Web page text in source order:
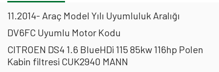
11.2014- Araç Model Yılı Uyumluluk Aralığı
DV6FC Uyumlu Motor Kodu
CITROEN DS4 1.6 BlueHDi 115 85kw 116hp Polen
Kabin filtresi CUK2940 MANN